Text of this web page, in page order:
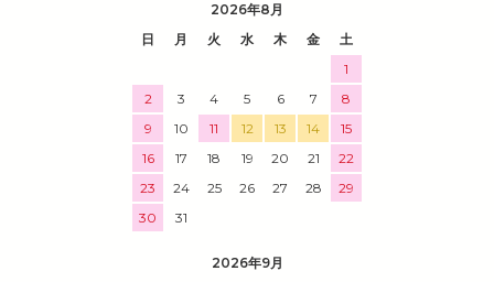
2026年8月
日
月 火 水 木 金
土
1
2
3 4 5 6 7
8
9
10 11 12 13 14
15
16
17 18 19 20 21
22
23
24 25 26 27 28
29
30
31
2026年9月